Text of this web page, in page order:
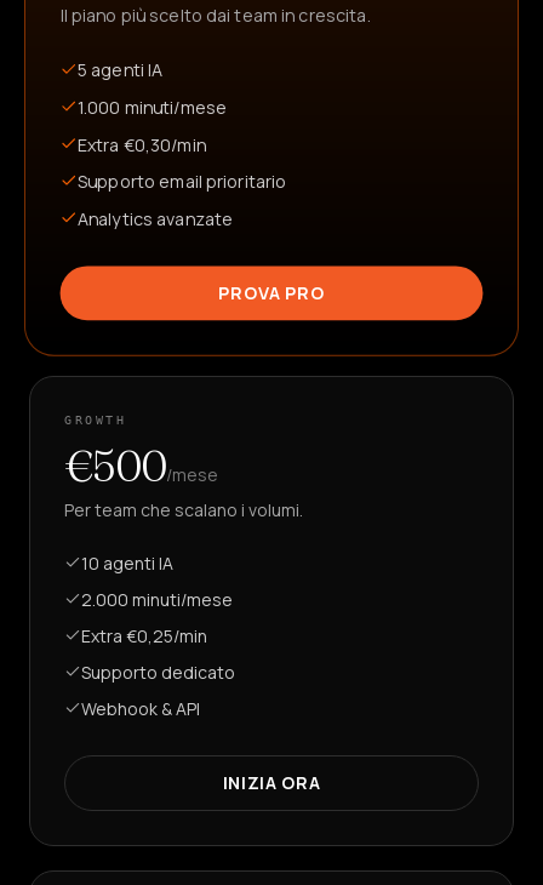
Il piano più scelto dai team in crescita.
5 agenti IA
1.000 minuti/mese
Extra €0,30/min
Supporto email prioritario
Analytics avanzate
PROVA PRO
GROWTH
€500/mese
Per team che scalano i volumi.
10 agenti IA
2.000 minuti/mese
Extra €0,25/min
Supporto dedicato
Webhook & API
INIZIA ORA